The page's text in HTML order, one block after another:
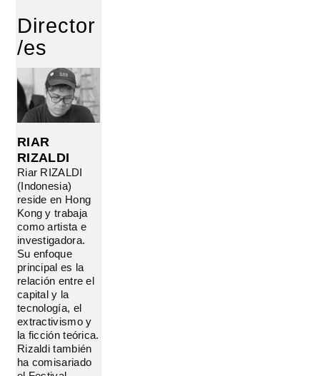
Director
/es
RIAR
RIZALDI
Riar RIZALDI
(Indonesia)
reside en Hong
Kong y trabaja
como artista e
investigadora.
Su enfoque
principal es la
relación entre el
capital y la
tecnología, el
extractivismo y
la ficción teórica.
Rizaldi también
ha comisariado